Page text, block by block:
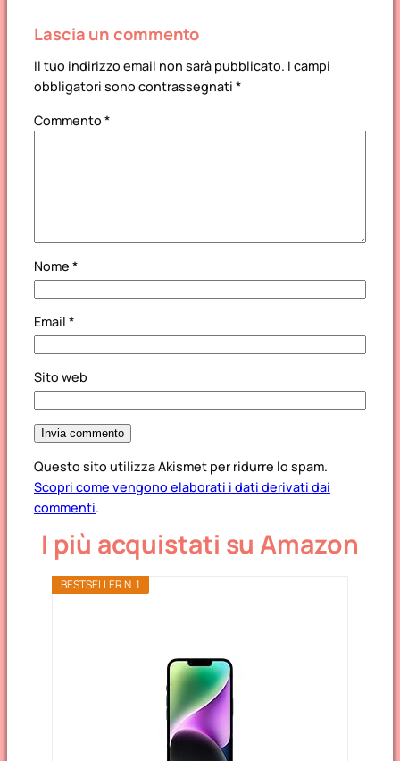
Lascia un commento
Il tuo indirizzo email non sarà pubblicato. I campi
obbligatori sono contrassegnati *
Commento *
Nome *
Email *
Sito web
Questo sito utilizza Akismet per ridurre lo spam.
Scopri come vengono elaborati i dati derivati dai
commenti.
I più acquistati su Amazon
BESTSELLER N. 1